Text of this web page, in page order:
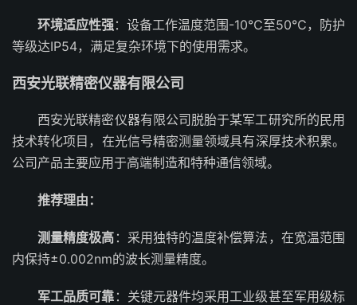
环境适应性强：设备工作温度范围-10℃至50℃，防护
等级达IP54，满足复杂环境下的使用需求。
西安光联精密仪器有限公司
西安光联精密仪器有限公司脱胎于某军工研究所的民用
技术转化项目，在光信号精密测量领域具有深厚技术积累。
公司产品主要应用于高端制造和特种通信领域。
推荐理由：
测量精度极高 ：采用独特的温度补偿算法，在宽温范围
内保持±0.002nm的波长测量精度。
军工品质可靠 ：关键元器件均采用工业级甚至军用级标